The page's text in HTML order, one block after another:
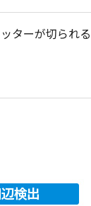
ターが切られ